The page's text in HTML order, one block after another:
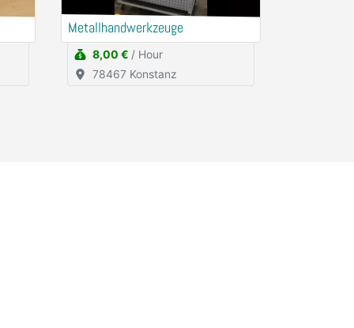
Metallhandwerkzeuge
8,00 € / Hour
78467 Konstanz